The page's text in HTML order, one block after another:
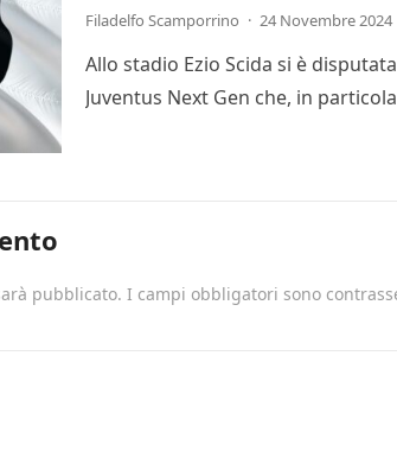
Filadelfo Scamporrino · 24 Novembre 2024
Allo stadio Ezio Scida si è
Juventus Next Gen che, in
pubblicato. I campi obbligatori sono